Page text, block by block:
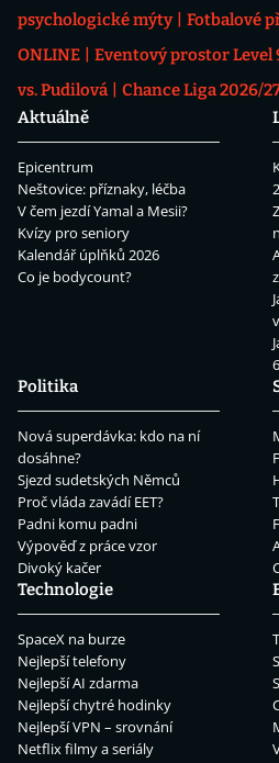
psychologické mýty
Fotbalové
ONLINE
Eventový prostor Level
vs. Pudilová
Chance Liga 2026/
Aktuálně
Epicentrum
Neštovice: příznaky, léčba
V čem jezdí Yamal a Mesii?
Kvízy pro seniory
Kalendář úplňků 2026
Co je bodycount?
Politika
Nová superdávka: kdo na ní
dosáhne?
Sjezd sudetských Němců
Proč vláda zavádí EET?
Padni komu padni
Výpověď z práce vzor
Divoký kačer
Technologie
SpaceX na burze
Nejlepší telefony
Nejlepší AI zdarma
Nejlepší chytré hodinky
Nejlepší VPN – srovnání
Netflix filmy a seriály